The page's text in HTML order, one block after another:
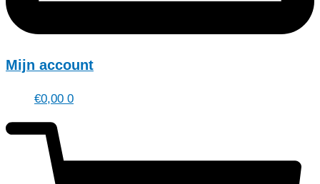
Mijn account
€0,00 0